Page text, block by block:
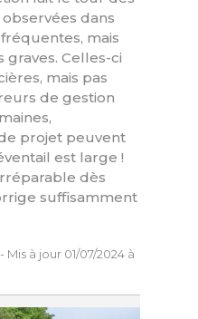
dans
mais
Celles-ci
mais pas
de gestion
projet peuvent
est large !
dès
suffisamment
Mis à jour 01/07/2024 à